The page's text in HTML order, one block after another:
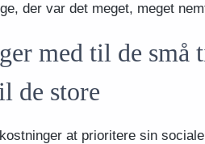
der var det meget, meget
med til de små
de store
at prioritere sin